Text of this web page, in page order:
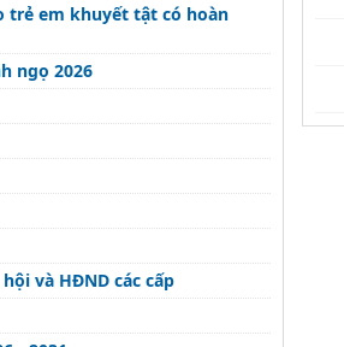
trẻ em khuyết tật có hoàn
ngọ 2026
và HĐND các cấp